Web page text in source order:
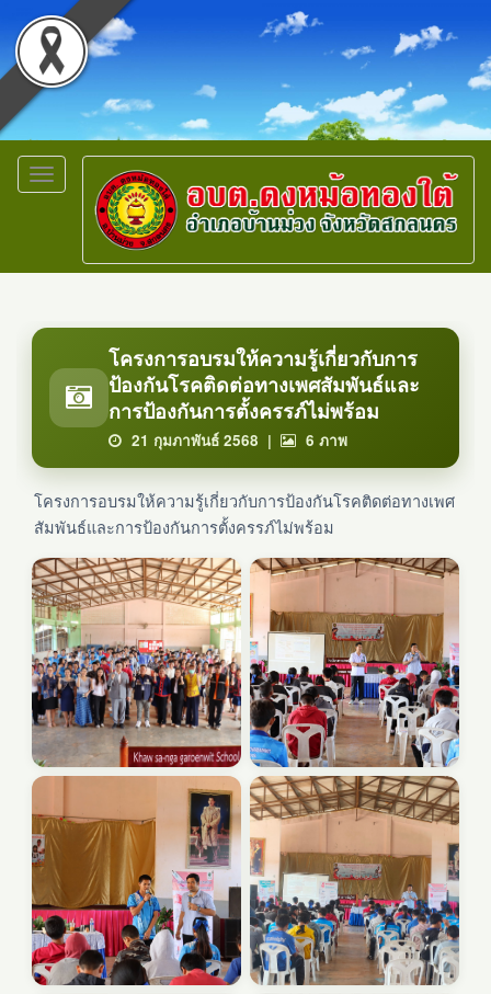
Toggle
navigation
โครงการอบรมให้ความรู้เกี่ยวกับการ
ป้องกันโรคติดต่อทางเพศสัมพันธ์และ
การป้องกันการตั้งครรภ์ไม่พร้อม
21 กุมภาพันธ์ 2568 | 6 ภาพ
โครงการอบรมให้ความรู้เกี่ยวกับการป้องกันโรคติดต่อทางเพศ
สัมพันธ์และการป้องกันการตั้งครรภ์ไม่พร้อม